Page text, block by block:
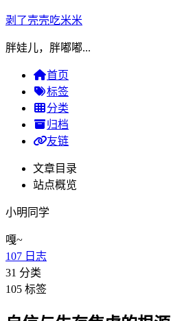
剥了壳壳吃米米
胖娃儿，胖嘟嘟...
首页
标签
分类
归档
友链
文章目录
站点概览
小明同学
嘎~
107 日志
31 分类
105 标签